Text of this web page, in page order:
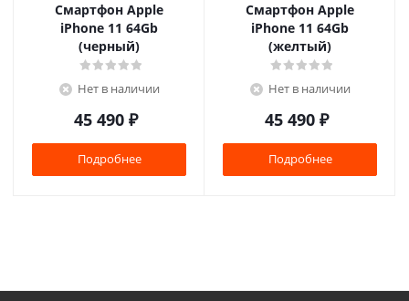
Смартфон Apple
iPhone 11 64Gb
(черный)
Нет в наличии
45 490 ₽
Подробнее
Смартфон Apple
iPhone 11 64Gb
(желтый)
Нет в наличии
45 490 ₽
Подробнее